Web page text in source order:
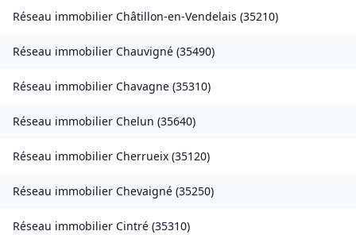
Réseau immobilier Châtillon-en-Vendelais (35210)
Réseau immobilier Chauvigné (35490)
Réseau immobilier Chavagne (35310)
Réseau immobilier Chelun (35640)
Réseau immobilier Cherrueix (35120)
Réseau immobilier Chevaigné (35250)
Réseau immobilier Cintré (35310)